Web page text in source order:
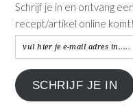
Schrijf je in en ontvang
recept/artikel online komt!
vul
hier
je
e-
SCHRIJF JE IN